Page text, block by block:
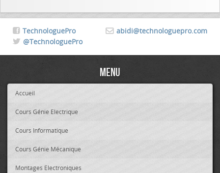
abidi@technologuepro.com
TechnologuePro
@TechnologuePro
Menu
Accueil
Cours Génie Electrique
Cours Informatique
Cours Génie Mécanique
Montages Electroniques